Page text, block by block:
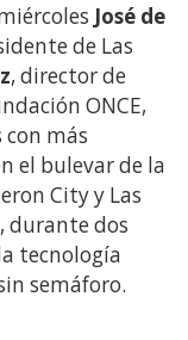
José de
de Las
, director de
ONCE,
con más
el bulevar de la
City y Las
durante dos
tecnología
semáforo.